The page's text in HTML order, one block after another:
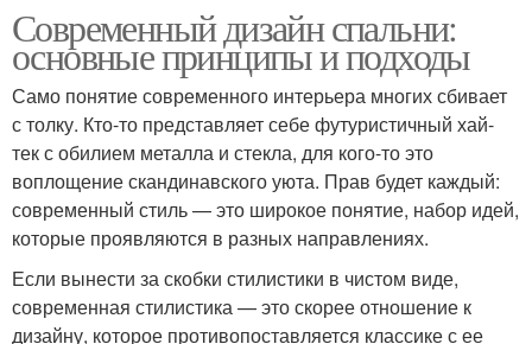
Современный дизайн спальни:
основные принципы и подходы
Само понятие современного интерьера многих сбивает
с толку. Кто-то представляет себе футуристичный хай-
тек с обилием металла и стекла, для кого-то это
воплощение скандинавского уюта. Прав будет каждый:
современный стиль — это широкое понятие, набор идей,
которые проявляются в разных направлениях.
Если вынести за скобки стилистики в чистом виде,
современная стилистика — это скорее отношение к
дизайну, которое противопоставляется классике с ее